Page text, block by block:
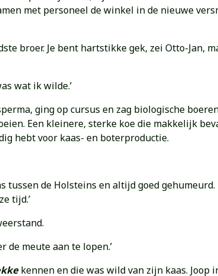
met personeel de winkel in de nieuwe
broer. Je bent hartstikke gek, zei Otto-Jan,
wat ik wilde.’
ging op cursus en zag biologische
Een kleinere, sterke koe die makkelijk
hebt voor kaas- en boterproductie.
tussen de Holsteins en altijd goed
tijd.’
de meute aan te lopen.’
kennen en die was wild van zijn kaas. Joop